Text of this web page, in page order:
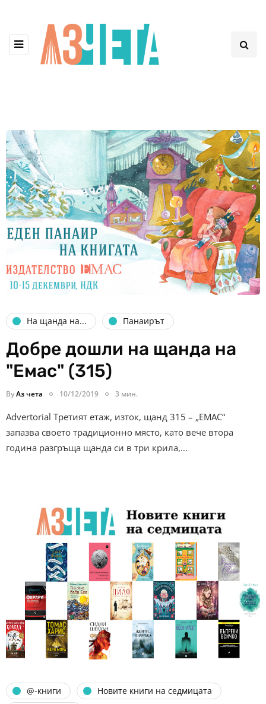
На щанда на... Панаирът
Добре дошли на щанда на
"Емас" (315)
ByАз чета 10/12/2019 3 мин.
Advertorial Третият етаж, изток, щанд 315 – „ЕМАС“
запазва своето традиционно място, като вече втора
година разгръща щанда си в три крила,…
@-книги
Новите книги на седмицата